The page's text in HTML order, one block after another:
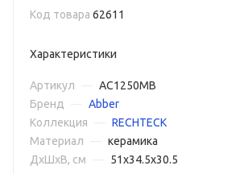
Код товара 62611
Характеристики
Артикул
AC1250MB
Бренд
Abber
Коллекция
RECHTECK
Материал
керамика
ДxШxВ, см
51x34.5x30.5